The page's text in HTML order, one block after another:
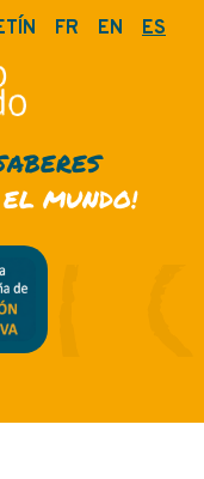
FR EN ES
MUNDO!